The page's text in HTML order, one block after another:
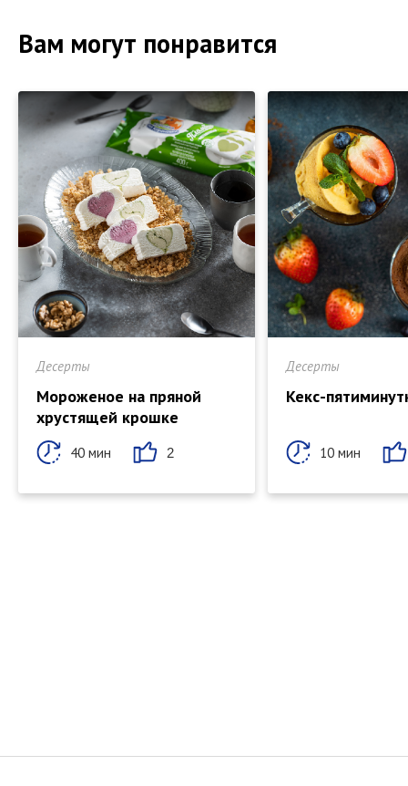
Вам могут понравится
Десерты
Мороженое на пряной
хрустящей крошке
40 мин 2
Десерты
Кекс-
10 мин